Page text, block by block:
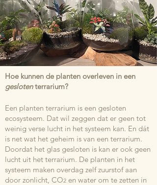
Hoe kunnen de planten overleven in een
geslotenterrarium?
Een planten terrarium is een gesloten
ecosysteem. Dat wil zeggen dat er geen tot
weinig verse lucht in het systeem kan. En dát
is net wat het geheim is van een terrarium.
Doordat het glas gesloten is kan er ook geen
lucht uit het terrarium. De planten in het
systeem maken overdag zelf zuurstof aan
door zonlicht, CO2 en water om te zetten in